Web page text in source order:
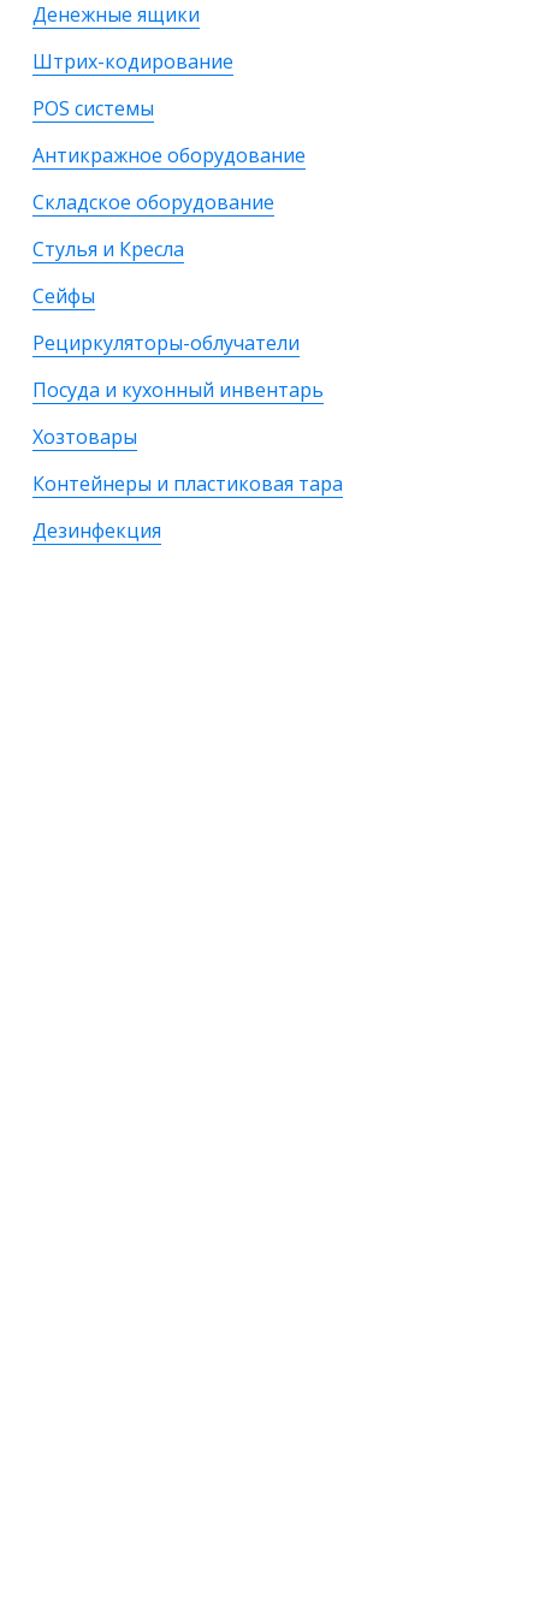
Денежные ящики
Штрих-кодирование
POS системы
Антикражное оборудование
Складское оборудование
Стулья и Кресла
Сейфы
Рециркуляторы-облучатели
Посуда и кухонный инвентарь
Хозтовары
Контейнеры и пластиковая тара
Дезинфекция